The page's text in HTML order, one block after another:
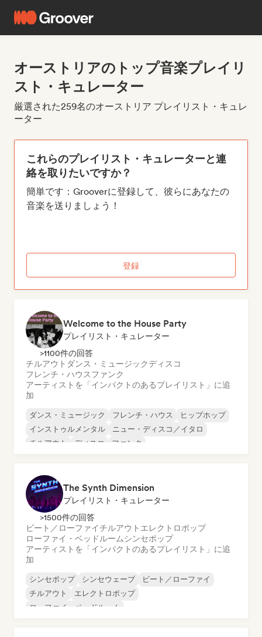
オーストリアのトップ音楽プレイリ
スト・キュレーター
厳選された259名のオーストリア プレイリスト・キュレ
ーター
これらのプレイリスト・キュレーターと連
絡を取りたいですか？
簡単です：Grooverに登録して、彼らにあなたの
音楽を送りましょう！
登録
Welcome to the House Party
プレイリスト・キュレーター
>1100件の回答
チルアウト ダンス・ミュージックディスコ
フレンチ・ハウスファンク
アーティストを「インパクトのあるプレイリスト」に追
加
ダンス・ミュージック フレンチ・ハウス
ヒップホップ
インストゥルメンタル
ニュー・ディスコ／イタロ
チルアウト
ディスコ ファンク
The Synth Dimension
プレイリスト・キュレーター
>1500件の回答
ビート／ローファイチルアウト エレクトロポップ
ローファイ・ベッドルームシンセポップ
アーティストを「インパクトのあるプレイリスト」に追
加
シンセポップ シンセウェーブ
ビート／ローファイ
チルアウト
エレクトロポップ
ローファイ・ベッドルーム